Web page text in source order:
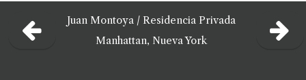
Juan Montoya / Residencia Privada
Manhattan, Nueva York